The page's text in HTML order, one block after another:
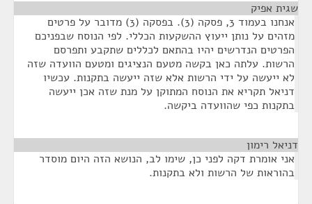
שגית אפיק
אנחנו בעמוד 3, פסקה (3). בפסקה (3) מדובר על פרטים
מזהים על נותן ייעוץ ההשקעות הכללי. לפי הנוסח שבפניכם
הפרטים הנדרשים יהיו בהתאם לכללים שתקבע ותפרסם
הרשות. עלתה כאן בקשה מטעם הנציגים ומטעם הוועדה שזה
לא ייעשה על ידי הרשות אלא שזה ייעשה בתקנות. עכשיו
דניאל תקריא את הנוסח המתוקן על מנת שזה אכן ייעשה
בתקנות כפי שהוועדה ביקשה.
דניאל רימון
אני אומרת דקה לפני כן, שימו לב, הנושא הזה היום מוסדר
בהוראות של הרשות ולא בתקנות.